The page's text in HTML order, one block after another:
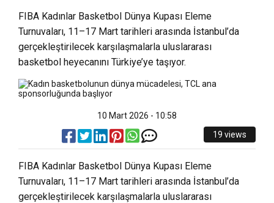
FIBA Kadınlar Basketbol Dünya Kupası Eleme
Turnuvaları, 11–17 Mart tarihleri arasında İstanbul’da
gerçekleştirilecek karşılaşmalarla uluslararası
basketbol heyecanını Türkiye’ye taşıyor.
10 Mart 2026 - 10:58
19 views
FIBA Kadınlar Basketbol Dünya Kupası Eleme
Turnuvaları, 11–17 Mart tarihleri arasında İstanbul’da
gerçekleştirilecek karşılaşmalarla uluslararası